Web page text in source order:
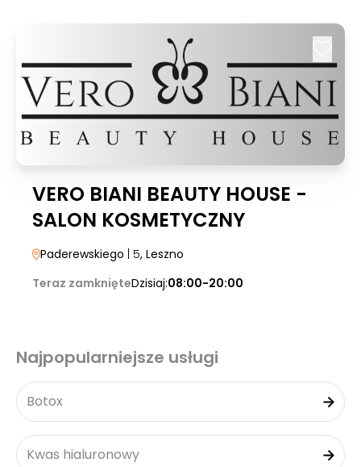
VERO BIANI BEAUTY HOUSE -
SALON KOSMETYCZNY
Paderewskiego | 5, Leszno
Teraz zamknięteDzisiaj:08:00-20:00
Najpopularniejsze usługi
Botox
Kwas hialuronowy